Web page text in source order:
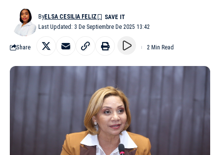
Last Updated: 3 De Septiembre De 2025 13:42
ByELSA CESILIA FELIZ
Share 2 Min Read